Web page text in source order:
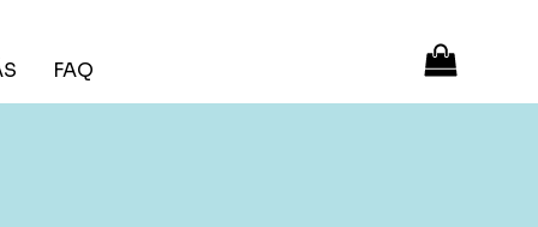
FAQ